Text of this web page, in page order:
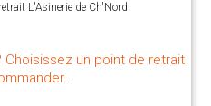
L'Asinerie de Ch'Nord
un point de retrait